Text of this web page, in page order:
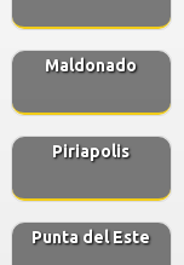
Maldonado
Piriapolis
Punta del Este